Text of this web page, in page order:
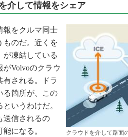
介して情報をシェア
クラウドを介して路面
をクルマ同士
ものだ。近くを
が凍結している
Volvoのクラウ
有される。ドラ
る箇所が、この
いうわけだ。
送信されるの
になる。